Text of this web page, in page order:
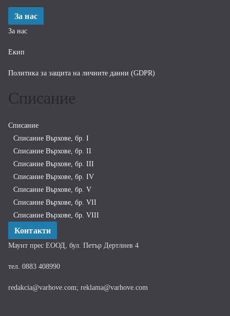
За нас
За нас
Екип
Политика за защита на личните данни (GDPR)
Списание
Списание
Списание Върхове, бр. I
Списание Върхове, бр. II
Списание Върхове, бр. III
Списание Върхове, бр. IV
Списание Върхове, бр. V
Списание Върхове, бр. VII
Списание Върхове, бр. VIII
Контакти
Маунт прес ЕООД, бул. Петър Дертлиев 4
тел. 0883 408990
redakcia@varhove.com; reklama@varhove.com